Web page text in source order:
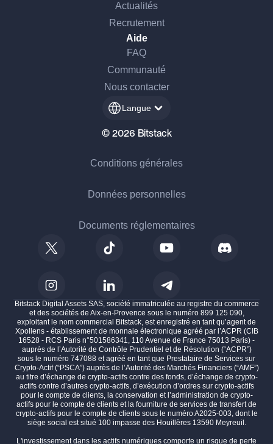
Actualités
Recrutement
Aide
FAQ
Communauté
Nous contacter
Langue
© 2026 Bitstack
Conditions générales
Données personnelles
Documents réglementaires
Bitstack Digital Assets SAS, société immatriculée au registre du commerce
et des sociétés de Aix-en-Provence sous le numéro 899 125 090,
exploitant le nom commercial Bitstack, est enregistré en tant qu’agent de
Xpollens - établissement de monnaie électronique agréé par l’ACPR (CIB
16528 - RCS Paris n°501586341, 110 Avenue de France 75013 Paris) -
auprès de l’Autorité de Contrôle Prudentiel et de Résolution (“ACPR”)
sous le numéro 747088 et agréé en tant que Prestataire de Services sur
Crypto-Actif (“PSCA”) auprès de l’Autorité des Marchés Financiers (“AMF”)
au titre d’échange de crypto-actifs contre des fonds, d’échange de crypto-
actifs contre d’autres crypto-actifs, d’exécution d’ordres sur crypto-actifs
pour le compte de clients, la conservation et l’administration de crypto-
actifs pour le compte de clients et la fourniture de services de transfert de
crypto-actifs pour le compte de clients sous le numéro A2025-003, dont le
siège social est situé 100 impasse des Houillères 13590 Meyreuil.
L'investissement dans les actifs numériques comporte un risque de perte